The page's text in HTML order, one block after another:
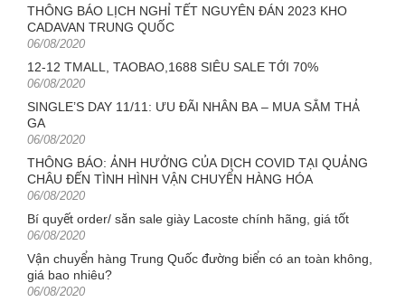
THÔNG BÁO LỊCH NGHỈ TẾT NGUYÊN ĐÁN 2023 KHO
CADAVAN TRUNG QUỐC
Posted
06/08/2020
12-12 TMALL, TAOBAO,1688 SIÊU SALE TỚI 70%
Posted
06/08/2020
SINGLE’S DAY 11/11: ƯU ĐÃI NHÂN BA – MUA SẮM THẢ
GA
Posted
06/08/2020
THÔNG BÁO: ẢNH HƯỞNG CỦA DỊCH COVID TẠI QUẢNG
CHÂU ĐẾN TÌNH HÌNH VẬN CHUYỂN HÀNG HÓA
Posted
06/08/2020
Bí quyết order/ săn sale giày Lacoste chính hãng, giá tốt
Posted
06/08/2020
Vận chuyển hàng Trung Quốc đường biển có an toàn không,
giá bao nhiêu?
Posted
06/08/2020